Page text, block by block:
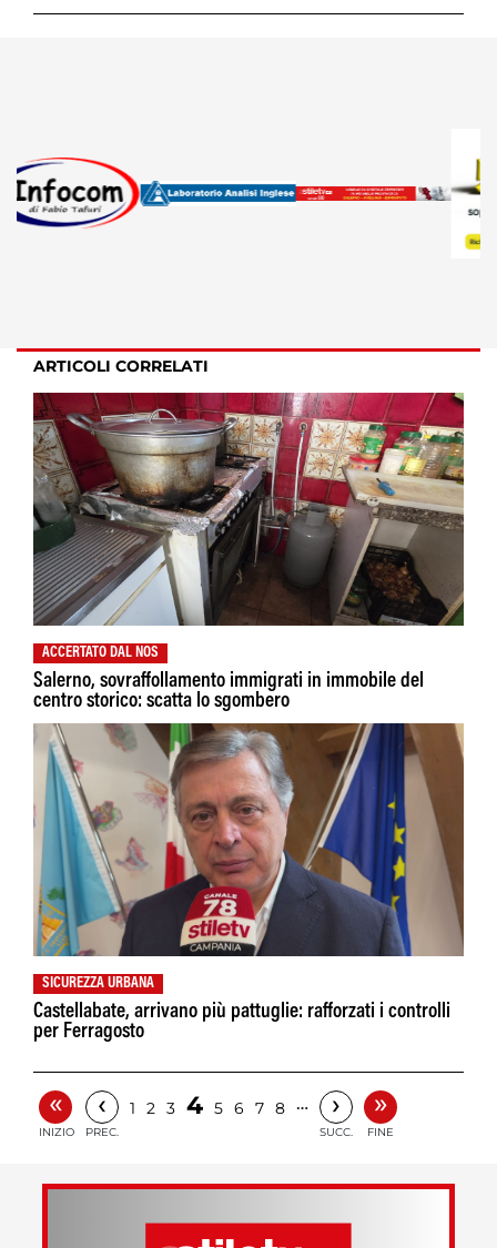
ARTICOLI CORRELATI
ACCERTATO DAL NOS
Salerno, sovraffollamento immigrati in immobile del
centro storico: scatta lo sgombero
SICUREZZA URBANA
Castellabate, arrivano più pattuglie: rafforzati i controlli
per Ferragosto
«
INIZIO
‹
PREC.
1 2 3 4 5 6 7 8 … ›
SUCC.
»
FINE